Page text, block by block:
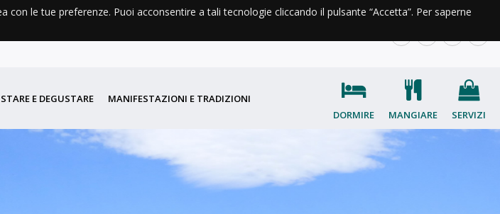
E DEGUSTARE
MANIFESTAZIONI E TRADIZIONI
DORMIRE
MANGIARE SERVIZI
le tue preferenze. Puoi acconsentire a tali tecnologie cliccando il pulsante “Accetta”. Per saperne